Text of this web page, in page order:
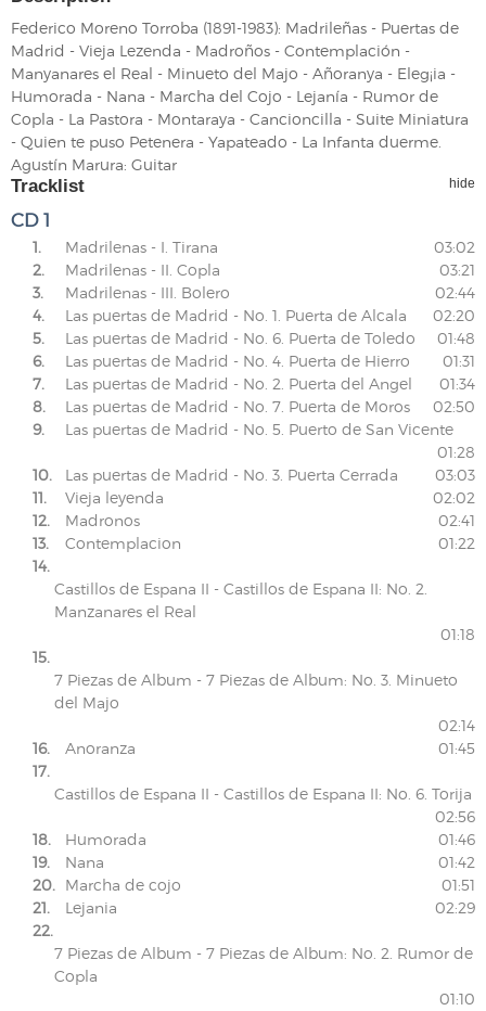
Federico Moreno Torroba (1891-1983): Madrileñas - Puertas de
Madrid - Vieja Lezenda - Madroños - Contemplación -
Manyanares el Real - Minueto del Majo - Añoranya - Eleg¡ia -
Humorada - Nana - Marcha del Cojo - Lejanía - Rumor de
Copla - La Pastora - Montaraya - Cancioncilla - Suite Miniatura
- Quien te puso Petenera - Yapateado - La Infanta duerme.
Agustín Marura: Guitar
Tracklist hide
CD 1
1. Madrilenas - I. Tirana
03:02
2.
Madrilenas - II. Copla
03:21
3.
Madrilenas - III. Bolero
02:44
4.
Las puertas de Madrid - No. 1. Puerta de Alcala
02:20
5.
Las puertas de Madrid - No. 6. Puerta de Toledo
01:48
6.
Las puertas de Madrid - No. 4. Puerta de Hierro
01:31
7.
Las puertas de Madrid - No. 2. Puerta del Angel
01:34
8.
Las puertas de Madrid - No. 7. Puerta de Moros
02:50
9.
Las puertas de Madrid - No. 5. Puerto de San Vicente
01:28
10.
Las puertas de Madrid - No. 3. Puerta Cerrada
03:03
11.
Vieja leyenda
02:02
12.
Madronos
02:41
13.
Contemplacion
01:22
14.
Castillos de Espana II - Castillos de Espana II: No. 2.
Manzanares el Real
01:18
15.
7 Piezas de Album - 7 Piezas de Album: No. 3. Minueto
del Majo
02:14
16.
Anoranza
01:45
17.
Castillos de Espana II - Castillos de Espana II: No. 6. Torija
02:56
18.
Humorada
01:46
19.
Nana
01:42
20.
Marcha de cojo
01:51
21.
Lejania
02:29
22.
7 Piezas de Album - 7 Piezas de Album: No. 2. Rumor de
Copla
01:10